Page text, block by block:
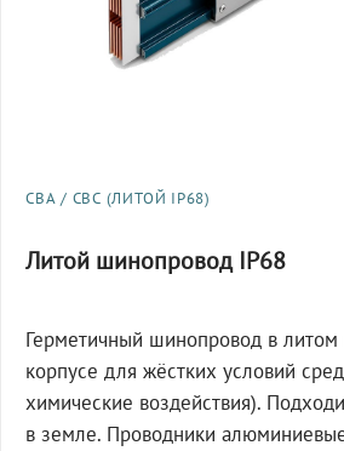
СВА / СВС (ЛИТОЙ IP68)
Литой шинопровод IP68
Герметичный шинопровод в
корпусе для жёстких условий
химические воздействия).
в земле. Проводники